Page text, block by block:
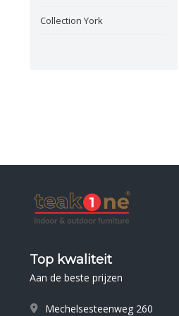
Collection York
Top kwaliteit
Aan de beste prijzen
Mechelsesteenweg 260